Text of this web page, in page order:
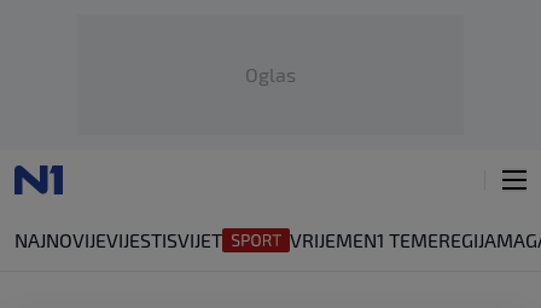
Oglas
NAJNOVIJEVIJESTISVIJET VRIJEMEN1 TEMEREGIJA